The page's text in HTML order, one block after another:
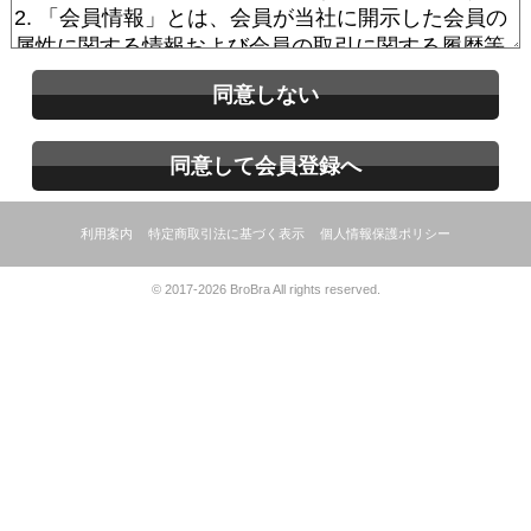
同意しない
同意して会員登録へ
利用案内 特定商取引法に基づく表示 個人情報保護ポリシー
© 2017-2026 BroBra All rights reserved.